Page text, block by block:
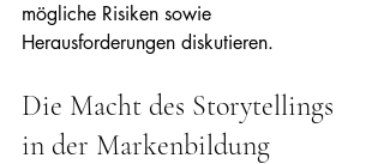
mögliche Risiken sowie
Herausforderungen diskutieren.
Die Macht des Storytellings
in der Markenbildung